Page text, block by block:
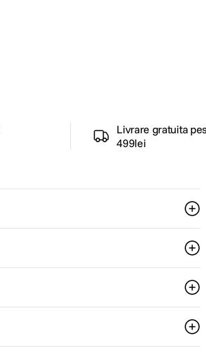
Livrare gratuita
499lei